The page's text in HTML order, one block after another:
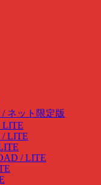
ネット限定版
LITE
/ LITE
/ LITE